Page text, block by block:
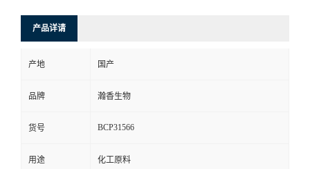
产品详请
产地 国产
品牌 瀚香生物
货号 BCP31566
用途 化工原料